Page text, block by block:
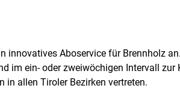
innovatives Aboservice für Brennholz
im ein- oder zweiwöchigen Intervall
in allen Tiroler Bezirken vertreten.